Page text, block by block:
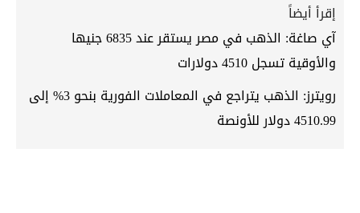
إقرأ أيضاً
آي صاغة: الذهب في مصر يستقر عند 6835 جنيها
والأوقية تسجل 4510 دولارات
رويترز: الذهب يتراجع في المعاملات الفورية بنحو 3% إلى
4510.99 دولار للأونصة